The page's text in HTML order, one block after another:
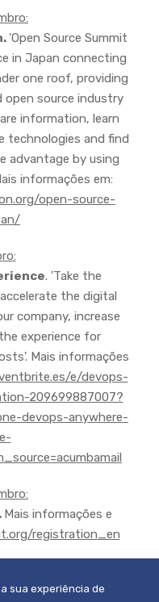
'Open Source Summit
in Japan connecting
one roof, providing
source industry
information, learn
technologies and find
advantage by using
informações em:
open-source-
. 'Take the
the digital
company, increase
experience for
Mais informações
e/devops-
209699887007?
devops-anywhere-
Mais informações e
registration_en
sua experiência de